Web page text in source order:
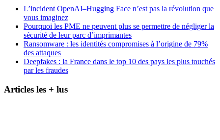
L’incident OpenAI–Hugging Face n’est pas la révolution que
vous imaginez
Pourquoi les PME ne peuvent plus se permettre de négliger la
sécurité de leur parc d’imprimantes
Ransomware : les identités compromises à l’origine de 79%
des attaques
Deepfakes : la France dans le top 10 des pays les plus touchés
par les fraudes
Articles les + lus